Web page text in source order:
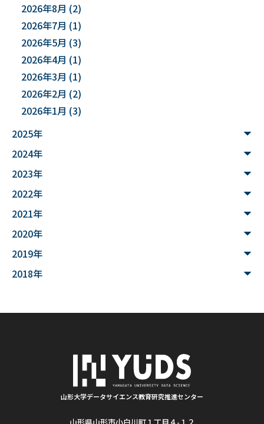
#DXハイスクール
#能登半島地震被害調査
#文化財 #災害
#”オットセイ”のブロニー君
#３Dデータ
#まちの記憶を残し隊
#文理融合
#魚醤
#家畜行動
#シカン
#学生支援 #清代寺院 #画像分析
#BorealForest #放射線 #福島第一原発事故
2026年8月 (2)
2026年7月 (1)
2026年5月 (3)
2026年4月 (1)
2026年3月 (1)
2026年2月 (2)
2026年1月 (3)
2025年
2024年
2023年
2022年
2021年
2020年
2019年
2018年
山形大学データサイエンス教育研究推進センター